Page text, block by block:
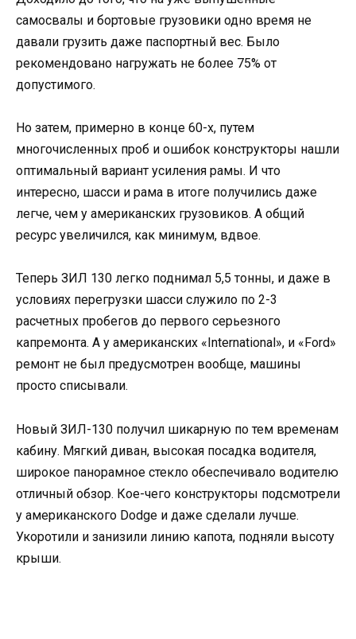
самосвалы и бортовые грузовики одно время не
давали грузить даже паспортный вес. Было
рекомендовано нагружать не более 75% от
допустимого.
Но затем, примерно в конце 60-х, путем
многочисленных проб и ошибок конструкторы нашли
оптимальный вариант усиления рамы. И что
интересно, шасси и рама в итоге получились даже
легче, чем у американских грузовиков. А общий
ресурс увеличился, как минимум, вдвое.
Теперь ЗИЛ 130 легко поднимал 5,5 тонны, и даже в
условиях перегрузки шасси служило по 2-3
расчетных пробегов до первого серьезного
капремонта. А у американских «International», и «Ford»
ремонт не был предусмотрен вообще, машины
просто списывали.
Новый ЗИЛ-130 получил шикарную по тем временам
кабину. Мягкий диван, высокая посадка водителя,
широкое панорамное стекло обеспечивало водителю
отличный обзор. Кое-чего конструкторы подсмотрели
у американского Dodge и даже сделали лучше.
Укоротили и занизили линию капота, подняли высоту
крыши.